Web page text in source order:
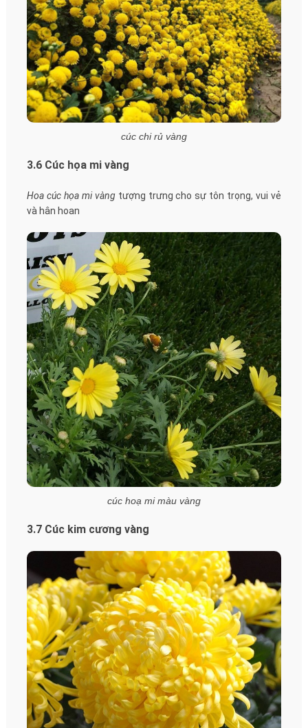
cúc chi rủ vàng
3.6 Cúc họa mi vàng
Hoa cúc họa mi vàngtượng trưng cho sự tôn trọng, vui vẻ
và hân hoan
cúc hoạ mi màu vàng
3.7 Cúc kim cương vàng